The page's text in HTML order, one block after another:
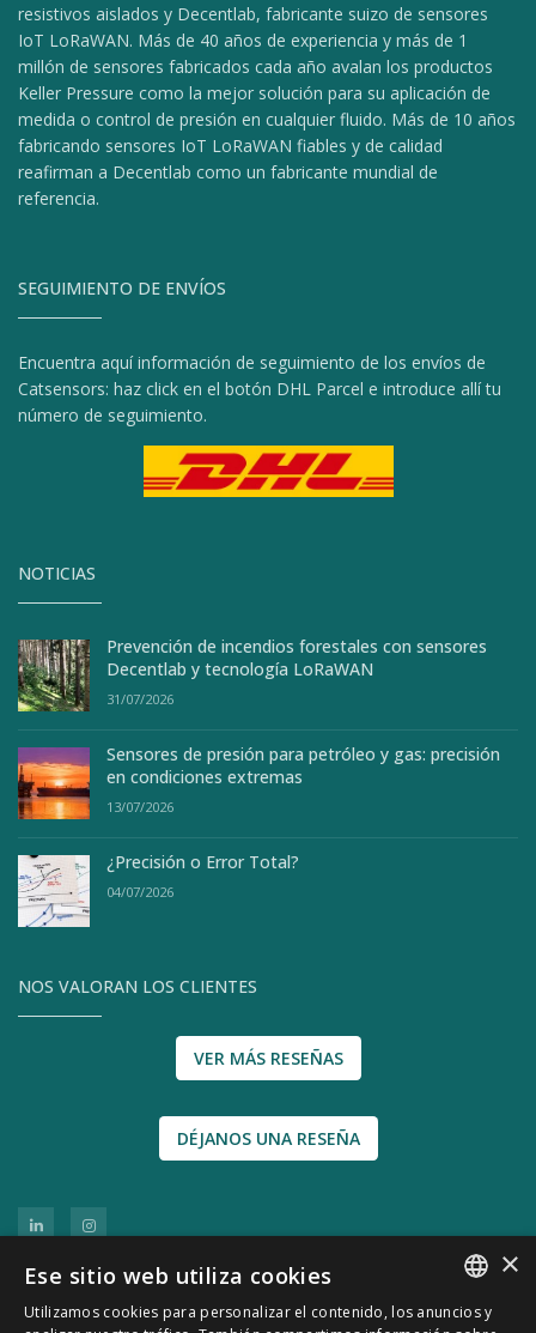
resistivos aislados y Decentlab, fabricante suizo de sensores
IoT LoRaWAN. Más de 40 años de experiencia y más de 1
millón de sensores fabricados cada año avalan los productos
Keller Pressure como la mejor solución para su aplicación de
medida o control de presión en cualquier fluido. Más de 10 años
fabricando sensores IoT LoRaWAN fiables y de calidad
reafirman a Decentlab como un fabricante mundial de
referencia.
SEGUIMIENTO DE ENVÍOS
Encuentra aquí información de seguimiento de los envíos de
Catsensors: haz click en el botón DHL Parcel e introduce allí tu
número de seguimiento.
NOTICIAS
Prevención de incendios forestales con sensores
Decentlab y tecnología LoRaWAN
31/07/2026
Sensores de presión para petróleo y gas: precisión
en condiciones extremas
13/07/2026
¿Precisión o Error Total?
04/07/2026
NOS VALORAN LOS CLIENTES
VER MÁS RESEÑAS
DÉJANOS UNA RESEÑA
SPANISH
×
Ese sitio web utiliza cookies
Utilizamos cookies para personalizar el contenido, los anuncios y